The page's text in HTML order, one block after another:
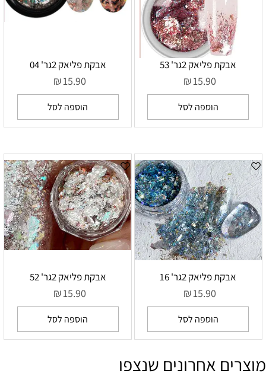
אבקת פליאק 2גר' 53
₪15.90
הוספה לסל
אבקת פליאק 2גר' 04
₪15.90
הוספה לסל
אבקת פליאק 2גר' 16
₪15.90
הוספה לסל
אבקת פליאק 2גר' 52
₪15.90
הוספה לסל
מוצרים אחרונים שנצפו